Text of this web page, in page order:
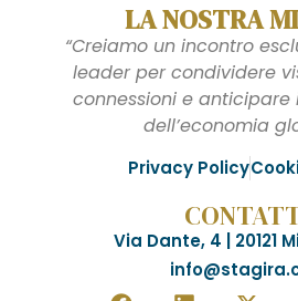
LA NOSTRA
“Creiamo un incontro
leader per condividere
connessioni e anticipare
dell’economia
Privacy Policy
Via Dante, 4 | 20121